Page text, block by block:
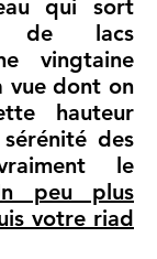
qui sort
de lacs
vingtaine
vue dont on
hauteur
des
le
peu plus
votre riad